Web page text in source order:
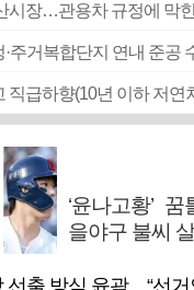
시장…관용차 규정에 막
주거복합단지 연내 준공
‘윤나고황’
을야구 불씨